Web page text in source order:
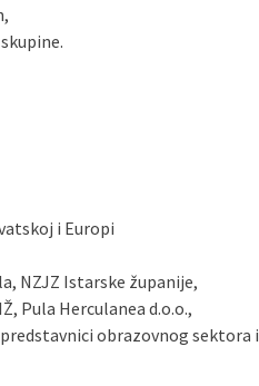
i Europi
NZJZ Istarske županije,
Pula Herculanea d.o.o.,
obrazovnog sektora i